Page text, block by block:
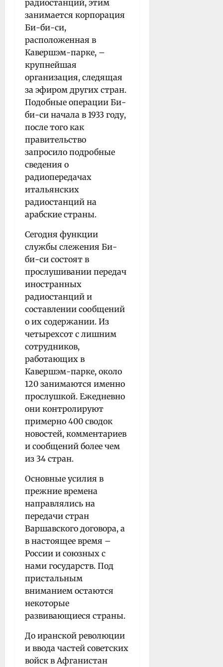
радиостанций, этим
занимается корпорация
Би-би-си,
расположенная в
Кавершэм-парке, –
крупнейшая
организация, следящая
за эфиром других стран.
Подобные операции Би-
би-си начала в 1933 году,
после того как
правительство
запросило подробные
сведения о
радиопередачах
итальянских
радиостанций на
арабские страны.
Сегодня функции
службы слежения Би-
би-си состоят в
прослушивании передач
иностранных
радиостанций и
составлении сообщений
о их содержании. Из
четырехсот с лишним
сотрудников,
работающих в
Кавершэм-парке, около
120 занимаются именно
прослушкой. Ежедневно
они контролируют
примерно 400 сводок
новостей, комментариев
и сообщений более чем
из 34 стран.
Основные усилия в
прежние времена
направлялись на
передачи стран
Варшавского договора, а
в настоящее время –
России и союзных с
нами государств. Под
пристальным
вниманием остаются
некоторые
развивающиеся страны.
До иранской революции
и ввода частей советских
войск в Афганистан